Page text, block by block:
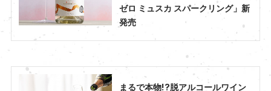
ゼロ ミュスカ スパークリング」新
発売
まるで本物!?脱アルコールワイン